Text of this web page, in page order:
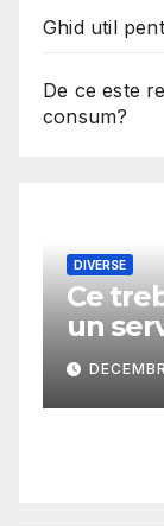
Ghid util
De ce este
consum?
DIVERSE
Ce
un